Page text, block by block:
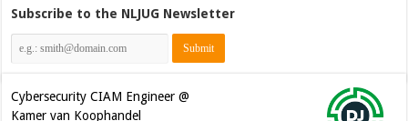
Subscribe to the NLJUG Newsletter
Cybersecurity CIAM Engineer @
Kamer van Koophandel